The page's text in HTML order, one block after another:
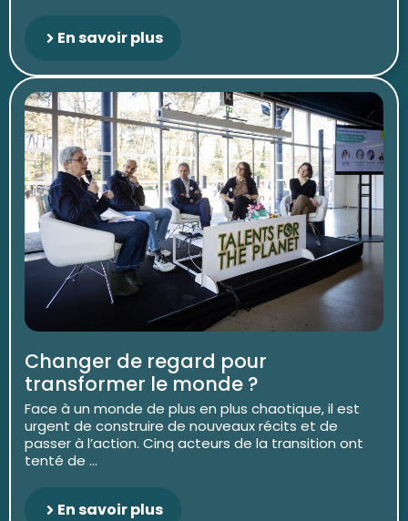
En savoir plus
Changer de regard pour
transformer le monde ?
Face à un monde de plus en plus chaotique, il est
urgent de construire de nouveaux récits et de
passer à l’action. Cinq acteurs de la transition ont
tenté de ...
En savoir plus